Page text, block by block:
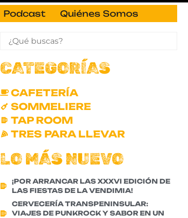
Podcast Quiénes Somos
CATEGORÍAS
CAFETERÍA
SOMMELIERE
TAP ROOM
TRES PARA LLEVAR
LO MÁS NUEVO
¡POR ARRANCAR LAS XXXVI EDICIÓN DE
LAS FIESTAS DE LA VENDIMIA!
CERVECERÍA TRANSPENINSULAR:
VIAJES DE PUNKROCK Y SABOR EN UN